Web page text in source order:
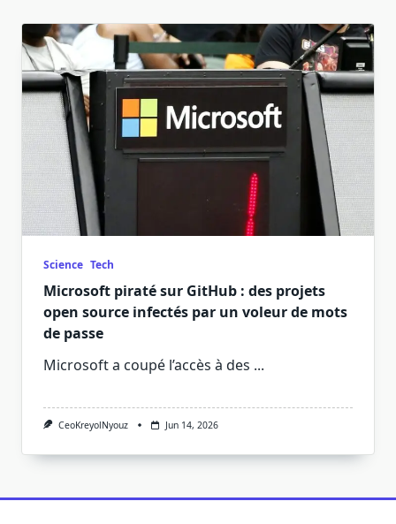
Science Tech
Microsoft piraté sur GitHub : des projets
open source infectés par un voleur de mots
de passe
Microsoft a coupé l’accès à des ...
CeoKreyolNyouz Jun 14, 2026